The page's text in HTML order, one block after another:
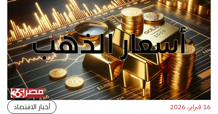
16 فبراير، 2026 أخبار الاقتصاد